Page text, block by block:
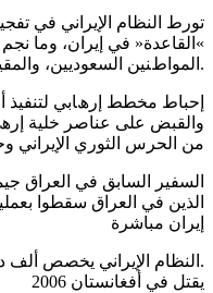
ﺗﻮرط اﻟﻨﻈﺎم اﻹﯾﺮاﻧﻲ ﻓﻲ
.اﻟﻤﻮاطﻨﯿﻦ اﻟﺴﻌﻮدﯾﯿﻦ،
إﺣﺒﺎط ﻣﺨﻄﻂ إرھﺎﺑﻲ ﻟﺘﻨﻔﯿﺬ
ﻣﻦ اﻟﺤﺮس اﻟﺜﻮري اﻹﯾﺮاﻧﻲ
اﻟﺴﻔﯿﺮ اﻟﺴﺎﺑﻖ ﻓﻲ اﻟﻌﺮاق
إﯾﺮان ﻣﺒﺎﺷﺮة
.اﻟﻨﻈﺎم اﻹﯾﺮاﻧﻲ ﯾﺨﺼﺺ
ﯾﻘﺘﻞ ﻓﻲ أﻓﻐﺎﻧﺴﺘﺎن 2006